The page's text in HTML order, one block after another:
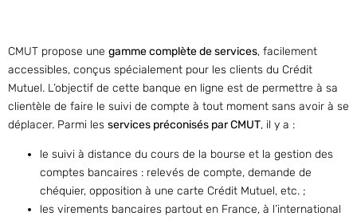
CMUT propose une gamme complète de services, facilement
accessibles, conçus spécialement pour les clients du Crédit
Mutuel. L’objectif de cette banque en ligne est de permettre à sa
clientèle de faire le suivi de compte à tout moment sans avoir à se
déplacer. Parmi les services préconisés par CMUT, il y a :
le suivi à distance du cours de la bourse et la gestion des
comptes bancaires : relevés de compte, demande de
chéquier, opposition à une carte Crédit Mutuel, etc. ;
les virements bancaires partout en France, à l’international